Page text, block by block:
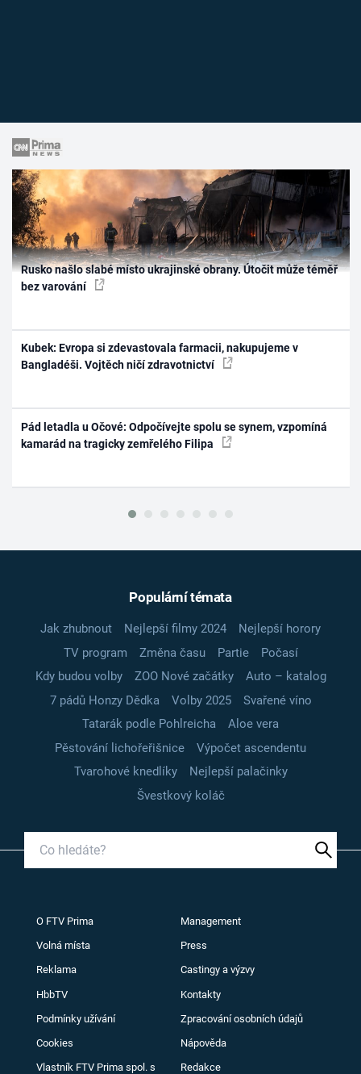
Rusko našlo slabé místo ukrajinské obrany. Útočit může téměř
bez varování
Kubek: Evropa si zdevastovala farmacii, nakupujeme v
Bangladéši. Vojtěch ničí zdravotnictví
Pád letadla u Očové: Odpočívejte spolu se synem, vzpomíná
kamarád na tragicky zemřelého Filipa
Populární témata
Jak zhubnout Nejlepší filmy 2024
Nejlepší horory
TV program
Změna času Partie
Počasí
Kdy budou volby
ZOO Nové začátky
Auto – katalog
7 pádů Honzy Dědka
Volby 2025
Svařené víno
Tatarák podle Pohlreicha
Aloe vera
Pěstování lichořeřišnice
Výpočet ascendentu
Tvarohové knedlíky
Nejlepší palačinky
Švestkový koláč
O FTV Prima Management
Volná místa Press
Reklama Castingy a výzvy
HbbTV Kontakty
Podmínky užívání Zpracování osobních údajů
Cookies Nápověda
Vlastník FTV Prima spol. s Redakce